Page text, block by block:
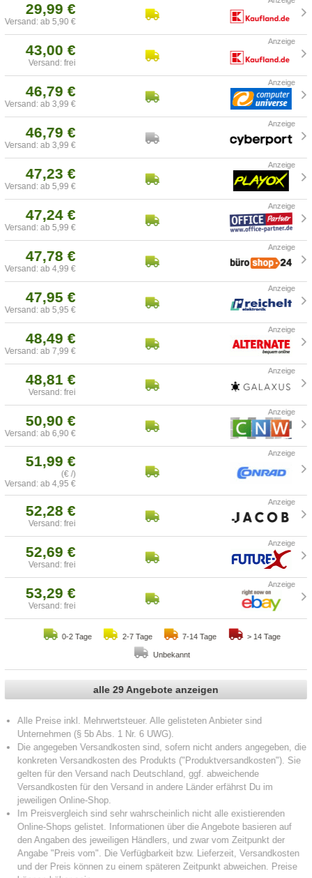
29,99 €
Versand: ab 5,90 €
43,00 €
Versand: frei
46,79 €
Versand: ab 3,99 €
46,79 €
Versand: ab 3,99 €
47,23 €
Versand: ab 5,99 €
47,24 €
Versand: ab 5,99 €
47,78 €
Versand: ab 4,99 €
47,95 €
Versand: ab 5,95 €
48,49 €
Versand: ab 7,99 €
48,81 €
Versand: frei
50,90 €
Versand: ab 6,90 €
51,99 €
(€ /)
Versand: ab 4,95 €
52,28 €
Versand: frei
52,69 €
Versand: frei
53,29 €
Versand: frei
0-2 Tage 2-7 Tage 7-14 Tage > 14 Tage
Unbekannt
alle 29 Angebote anzeigen